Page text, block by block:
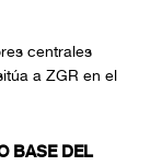
centrales
a ZGR en el
BASE DEL